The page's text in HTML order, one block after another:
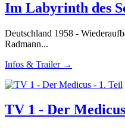
Im Labyrinth des
Deutschland 1958 -
Radmann...
Infos & Trailer →
TV 1 - Der